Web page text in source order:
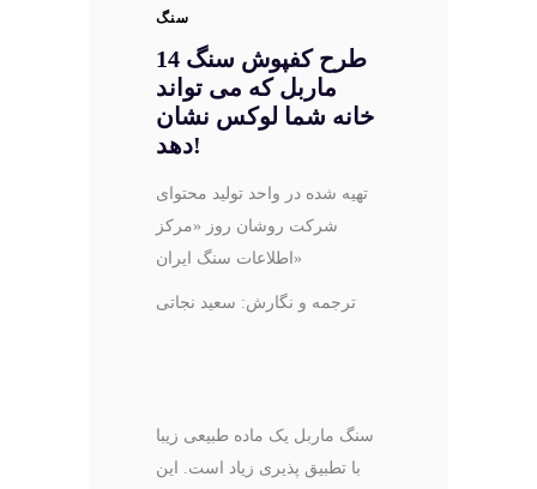
سنگ
14 طرح کفپوش سنگ
ماربل که می تواند
خانه شما لوکس نشان
دهد!
تهیه شده در واحد تولید محتوای
شرکت روشان روز «مرکز
اطلاعات سنگ ایران»
ترجمه و نگارش: سعید نجاتی
سنگ ماربل یک ماده طبیعی زیبا
با تطبیق پذیری زیاد است. این